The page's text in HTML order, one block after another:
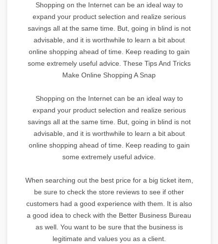
Shopping on the Internet can be an ideal way to
expand your product selection and realize serious
savings all at the same time. But, going in blind is not
advisable, and it is worthwhile to learn a bit about
online shopping ahead of time. Keep reading to gain
some extremely useful advice. These Tips And Tricks
Make Online Shopping A Snap
Shopping on the Internet can be an ideal way to
expand your product selection and realize serious
savings all at the same time. But, going in blind is not
advisable, and it is worthwhile to learn a bit about
online shopping ahead of time. Keep reading to gain
some extremely useful advice.
When searching out the best price for a big ticket item,
be sure to check the store reviews to see if other
customers had a good experience with them. It is also
a good idea to check with the Better Business Bureau
as well. You want to be sure that the business is
legitimate and values you as a client.